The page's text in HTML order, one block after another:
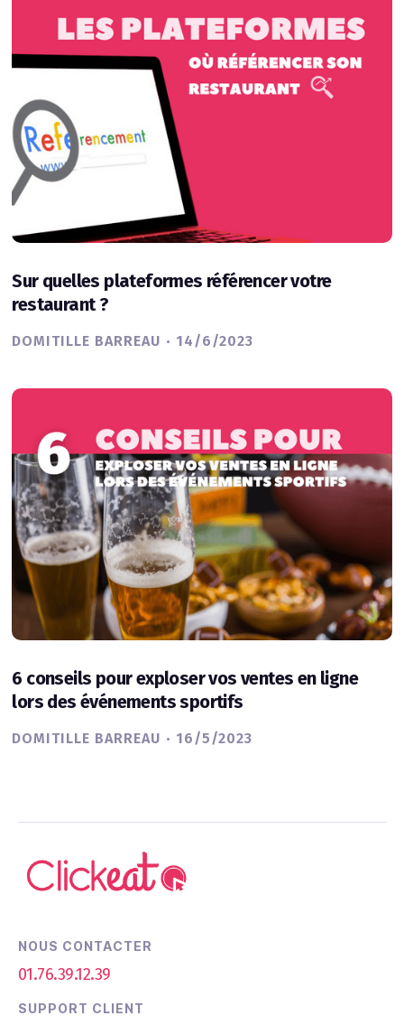
Sur quelles plateformes référencer votre
restaurant ?
DOMITILLE BARREAU · 14/6/2023
6 conseils pour exploser vos ventes en ligne
lors des événements sportifs
DOMITILLE BARREAU · 16/5/2023
NOUS CONTACTER
01.76.39.12.39
SUPPORT CLIENT